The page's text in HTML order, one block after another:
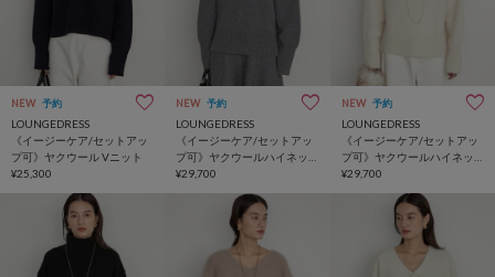
NEW 予約
LOUNGEDRESS
《イージーケア/セットアッ
プ可》ヤクウール Vニット
¥25,300
NEW 予約
LOUNGEDRESS
《イージーケア/セットアッ
プ可》ヤクウールハイネッ
クニット
¥29,700
NEW 予約
LOUNGEDRESS
《イージーケア/セットアッ
プ可》ヤクウールハイネッ
クニット
¥29,700